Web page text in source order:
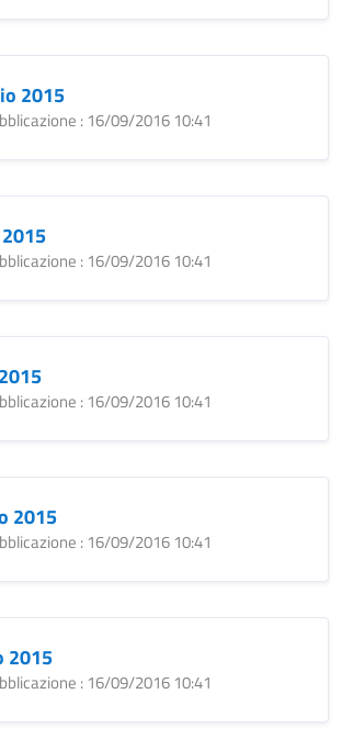
2015
: 16/09/2016 10:41
: 16/09/2016 10:41
: 16/09/2016 10:41
2015
: 16/09/2016 10:41
2015
: 16/09/2016 10:41